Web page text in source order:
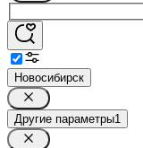
Новосибирск
Другие параметры1